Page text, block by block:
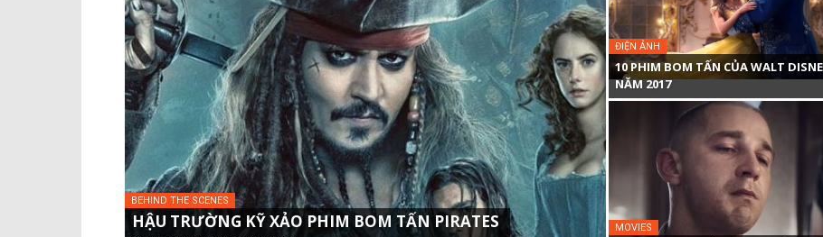
BEHIND THE SCENES
HẬU TRƯỜNG KỸ XẢO PHIM BOM TẤN PIRATES
ĐIỆN ẢNH
10 PHIM BOM TẤN CỦA WALT
NĂM 2017
MOVIES